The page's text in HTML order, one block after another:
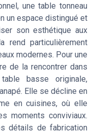
une table tonneau
un espace distingué et
son esthétique aux
rend particulièrement
modernes. Pour une
de la rencontrer dans
basse originale,
Elle se décline en
en cuisines, où elle
moments conviviaux.
détails de fabrication